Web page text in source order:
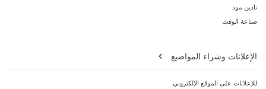
نادين مود
صناعة الوقت
الإعلانات وشراء المواضيع
للإعلانات على الموقع الإلكتروني